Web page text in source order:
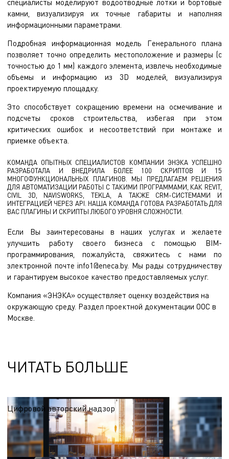
специалисты моделируют водоотводные лотки и бортовые
камни, визуализируя их точные габариты и наполняя
информационными параметрами.
Подробная информационная модель Генерального плана
позволяет точно определить местоположение и размеры (с
точностью до 1 мм) каждого элемента, извлечь необходимые
объемы и информацию из 3D моделей, визуализируя
проектируемую площадку.
Это способствует сокращению времени на осмечивание и
подсчеты сроков строительства, избегая при этом
критических ошибок и несоответствий при монтаже и
приемке объекта.
КОМАНДА ОПЫТНЫХ СПЕЦИАЛИСТОВ КОМПАНИИ ЭНЭКА УСПЕШНО
РАЗРАБОТАЛА И ВНЕДРИЛА БОЛЕЕ 100 СКРИПТОВ И 15
МНОГОФУНКЦИОНАЛЬНЫХ ПЛАГИНОВ. МЫ ПРЕДЛАГАЕМ РЕШЕНИЯ
ДЛЯ АВТОМАТИЗАЦИИ РАБОТЫ С ТАКИМИ ПРОГРАММАМИ, КАК REVIT,
CIVIL 3D, NAVISWORKS, TEKLA, А ТАКЖЕ CRM-СИСТЕМАМИ И
ИНТЕГРАЦИЕЙ ЧЕРЕЗ API. НАША КОМАНДА ГОТОВА РАЗРАБОТАТЬ ДЛЯ
ВАС ПЛАГИНЫ И СКРИПТЫ ЛЮБОГО УРОВНЯ СЛОЖНОСТИ.
Если Вы заинтересованы в наших услугах и желаете
улучшить работу своего бизнеса с помощью BIM-
программирования, пожалуйста, свяжитесь с нами по
электронной почтеinfo1@eneca.by. Мы рады сотрудничеству
и гарантируем высокое качество предоставляемых услуг.
Компания «ЭНЭКА» осуществляет оценку воздействия на
окружающую среду. Раздел проектной документации ООС в
Москве.
ЧИТАТЬ БОЛЬШЕ
Цифровой авторский надзор
Внедрение цифрового авторского надзора позволяет объединить
классический контроль за строительством с передовыми BIM-технологиями и
инструментами дополненной реальности (AR), создавая единую экосистему
управления проектом.
05.02.2026